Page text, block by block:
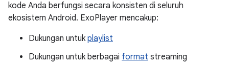
kode Anda berfungsi secara konsisten di seluruh
ekosistem Android. ExoPlayer mencakup:
Dukungan untuk playlist
Dukungan untuk berbagai format streaming